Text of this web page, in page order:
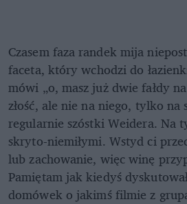
Czasem faza randek mija
faceta, który wchodzi do
mówi „o, masz już dwie fałdy
złość, ale nie na niego, tylko na
regularnie szóstki Weidera. Na
skryto-niemiłymi. Wstyd ci
lub zachowanie, więc winę
Pamiętam jak kiedyś
domówek o jakimś filmie z